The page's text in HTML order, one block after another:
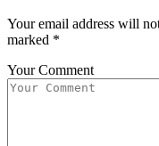
Your email address will
marked *
Your Comment